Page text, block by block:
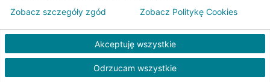
Regulamin serwisu
Akceptuję wszystkie
Odrzucam wszystkie
Zobacz szczegóły zgód Zobacz Politykę Cookies